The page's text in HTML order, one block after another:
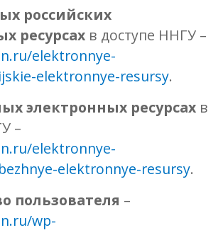
российских
ресурсах в доступе ННГУ –
elektronnye-
elektronnye-resursy.
электронных ресурсах в
–
elektronnye-
elektronnye-resursy.
пользователя –
wp-